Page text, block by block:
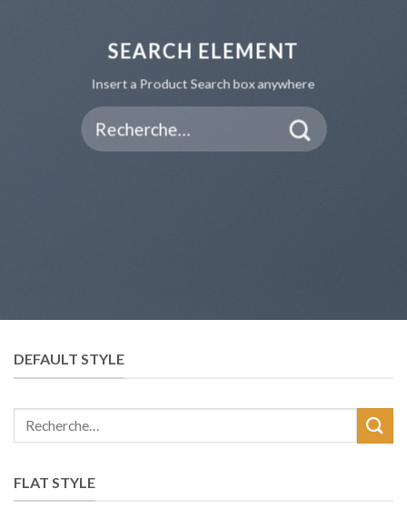
SEARCH ELEMENT
Insert a Product Search box anywhere
Recherche
pour :
DEFAULT STYLE
Recherche
pour :
FLAT STYLE